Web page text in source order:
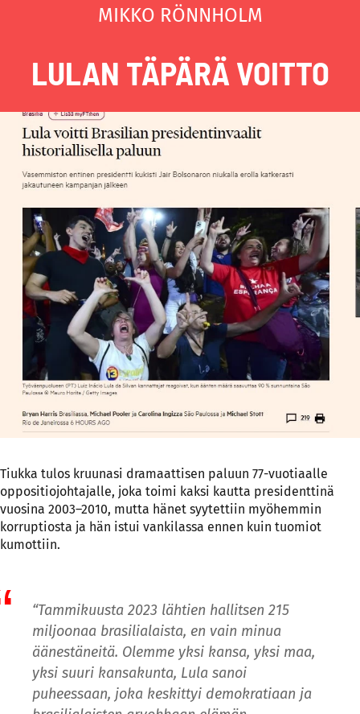
MIKKO RÖNNHOLM
LULAN TÄPÄRÄ VOITTO
Tiukka tulos kruunasi dramaattisen paluun 77-vuotiaalle
oppositiojohtajalle, joka toimi kaksi kautta presidenttinä
vuosina 2003–2010, mutta hänet syytettiin myöhemmin
korruptiosta ja hän istui vankilassa ennen kuin tuomiot
kumottiin.
“Tammikuusta 2023 lähtien hallitsen 215
miljoonaa brasilialaista, en vain minua
äänestäneitä. Olemme yksi kansa, yksi maa,
yksi suuri kansakunta, Lula sanoi
puheessaan, joka keskittyi demokratiaan ja